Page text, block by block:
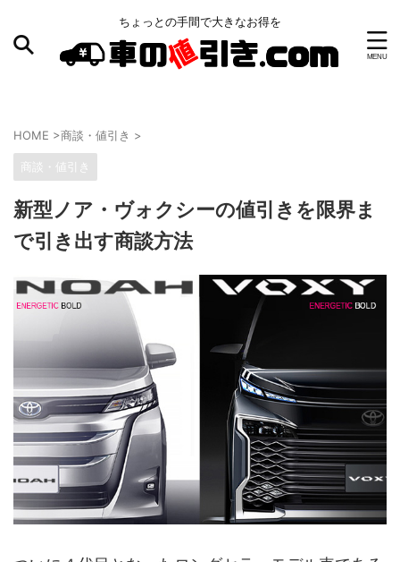
ちょっとの手間で大きなお得を
HOME >商談・値引き >
商談・値引き
新型ノア・ヴォクシーの値引きを限界ま
で引き出す商談方法